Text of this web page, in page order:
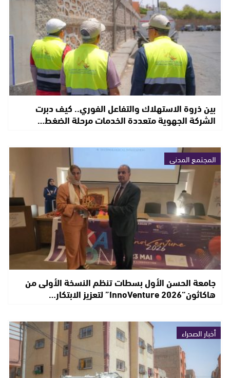
بين ذروة الاستهلاك والتفاعل الفوري.. كيف دبرت
الشركة الجهوية متعددة الخدمات مرحلة الضغط…
المجتمع المدني
جامعة الحسن الأول بسطات تنظم النسخة الأولى من
هاكاثون“InnoVenture 2026” لتعزيز الابتكار…
أخبار الصحراء